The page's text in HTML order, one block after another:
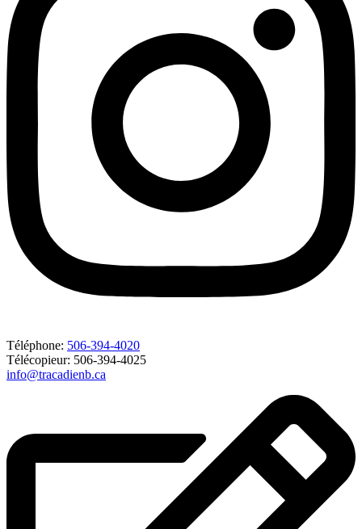
Téléphone: 506-394-4020
Télécopieur: 506-394-4025
info@tracadienb.ca